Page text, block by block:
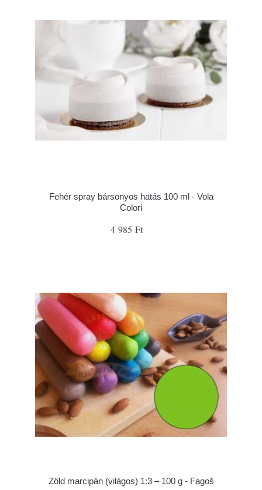
Fehér spray bársonyos hatás 100 ml - Vola
Colori
4 985 Ft
Zöld marcipán (világos) 1:3 – 100 g - Fagoš